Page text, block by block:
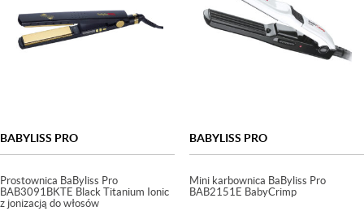
BABYLISS PRO
Prostownica BaByliss Pro
BAB3091BKTE Black Titanium Ionic
z jonizacją do włosów
BABYLISS PRO
Mini karbownica BaByliss Pro
BAB2151E BabyCrimp